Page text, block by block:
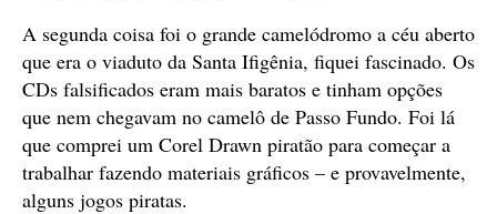
A segunda coisa foi o grande camelódromo a céu aberto
que era o viaduto da Santa Ifigênia, fiquei fascinado. Os
CDs falsificados eram mais baratos e tinham opções
que nem chegavam no camelô de Passo Fundo. Foi lá
que comprei um Corel Drawn piratão para começar a
trabalhar fazendo materiais gráficos – e provavelmente,
alguns jogos piratas.